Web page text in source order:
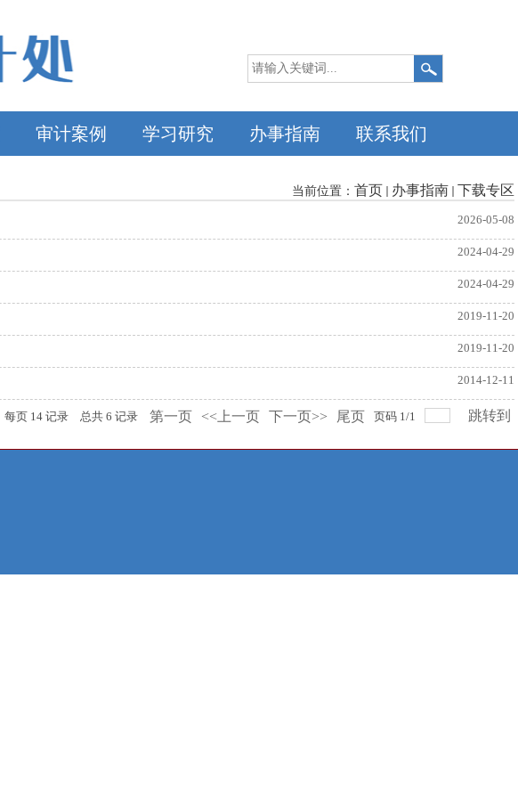
审计案例 学习研究 办事指南 联系我们
当前位置： 首页 办事指南 下载专区
2026-05-08
2024-04-29
2024-04-29
2019-11-20
2019-11-20
2014-12-11
每页 14 记录 总共 6 记录 第一页 <<上一页 下一页>> 尾页 页码 1/1 跳转到